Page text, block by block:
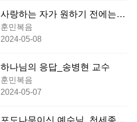
사랑하는 자가 원하기 전에는_
이성혜 교수
훈민복음
2024-05-08
하나님의 응답_송병현 교수
훈민복음
2024-05-07
포도나무이신 예수님_천세종